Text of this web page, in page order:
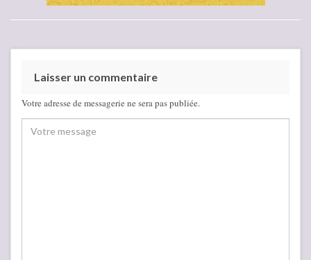
Laisser un commentaire
Votre adresse de messagerie ne sera pas publiée.